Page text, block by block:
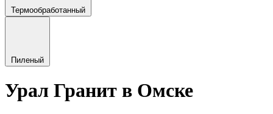
Термообработанный
Пиленый
Урал Гранит в Омске